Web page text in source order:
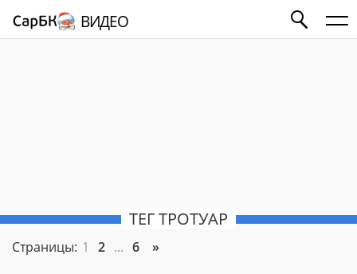
ВИДЕО
ТЕГ ТРОТУАР
Страницы: 1 2 ... 6 »